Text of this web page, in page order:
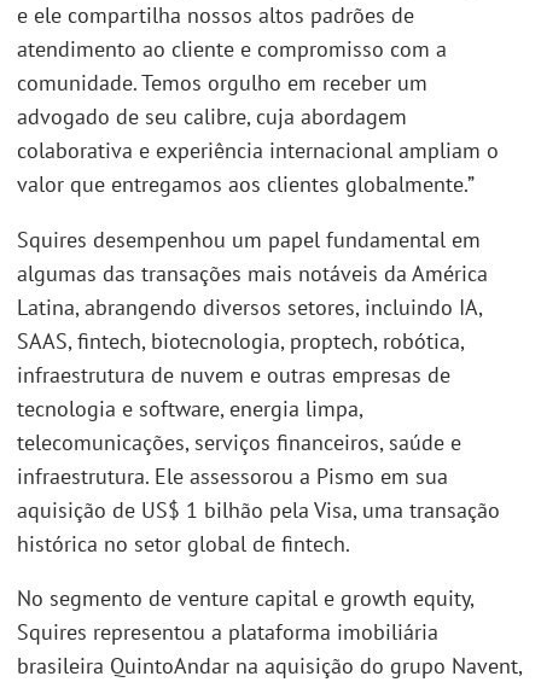
e ele compartilha nossos altos padrões de
atendimento ao cliente e compromisso com a
comunidade. Temos orgulho em receber um
advogado de seu calibre, cuja abordagem
colaborativa e experiência internacional ampliam o
valor que entregamos aos clientes globalmente.”
Squires desempenhou um papel fundamental em
algumas das transações mais notáveis da América
Latina, abrangendo diversos setores, incluindo IA,
SAAS, fintech, biotecnologia, proptech, robótica,
infraestrutura de nuvem e outras empresas de
tecnologia e software, energia limpa,
telecomunicações, serviços financeiros, saúde e
infraestrutura. Ele assessorou a Pismo em sua
aquisição de US$ 1 bilhão pela Visa, uma transação
histórica no setor global de fintech.
No segmento de venture capital e growth equity,
Squires representou a plataforma imobiliária
brasileira QuintoAndar na aquisição do grupo Navent,